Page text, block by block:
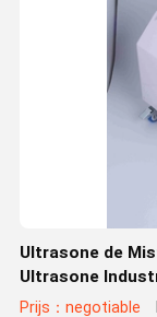
Ultrasone de
Ultrasone
Prijs：negotiable